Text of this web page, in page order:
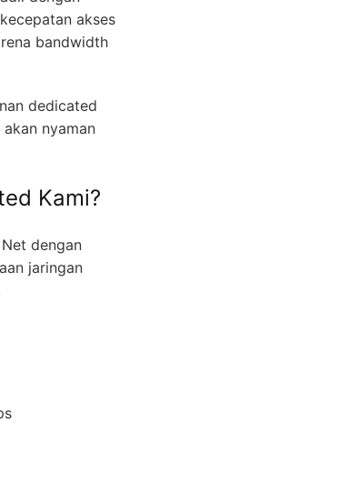
akses
bandwidth
dedicated
nyaman
Kami?
dengan
jaringan